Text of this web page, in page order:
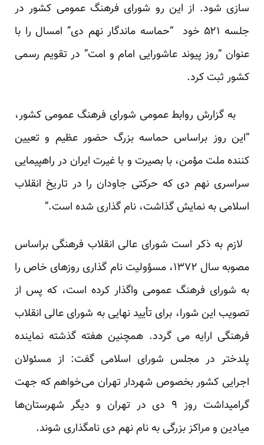
سازی شود. از این رو شورای فرهنگ عمومی کشور در
جلسه ۵۲۱ خود “حماسه ماندگار نهم دی” امسال را با
عنوان “روز پیوند عاشورایی امام و امت” در تقویم رسمی
کشور ثبت کرد.
به گزارش روابط عمومی شورای فرهنگ عمومی کشور،
“این روز براساس حماسه بزرگ حضور عظیم و تعیین
کننده ملت مؤمن، با بصیرت و با غیرت ایران در راهپیمایی
سراسری نهم دی که حرکتی جاودان را در تاریخ انقلاب
اسلامی به نمایش گذاشت، نام گذاری شده است.”
لازم به ذکر است شورای عالی انقلاب فرهنگی براساس
مصوبه سال ۱۳۷۲، مسؤولیت نام گذاری روزهای خاص را
به شورای فرهنگ عمومی واگذار کرده است، که پس از
تصویب این شورا، برای تأیید نهایی به شورای عالی انقلاب
فرهنگی ارایه می گردد. همچنین هفته گذشته نماینده
پلدختر در مجلس شورای اسلامی گفت: از مسئولان
اجرایی کشور بخصوص شهردار تهران می‌خواهم که جهت
گرامیداشت روز ۹ دی در تهران و دیگر شهرستان‌ها
میادین و مراکز بزرگی به نام نهم دی نامگذاری شوند.